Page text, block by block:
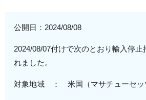
公開日： 2024/08/08
2024/08/07付けで次のとおり輸入停止
れました。
対象地域 ：米国（マサチューセッ